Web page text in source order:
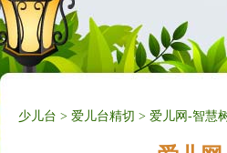
少儿台 > 爱儿台精切 > 爱儿网-智慧